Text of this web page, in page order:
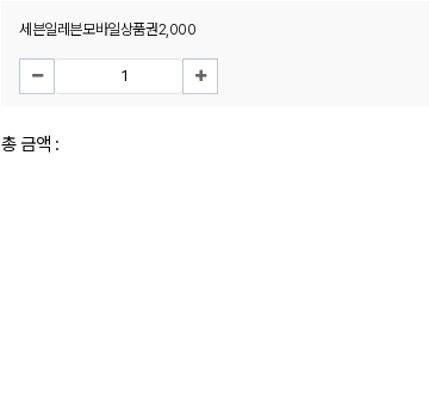
세븐일레븐모바일상품권2,000
총 금액 :